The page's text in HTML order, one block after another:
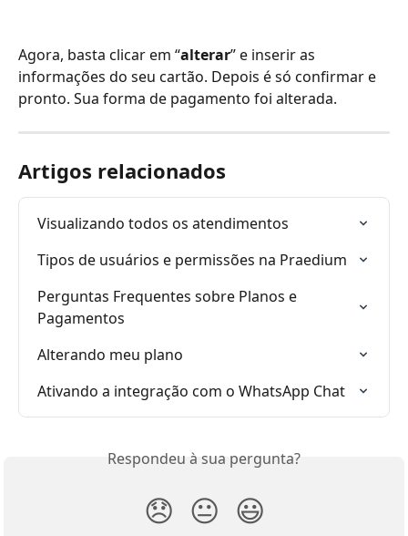
Agora, basta clicar em “alterar” e inserir as
informações do seu cartão. Depois é só confirmar e
pronto. Sua forma de pagamento foi alterada.
Artigos relacionados
Visualizando todos os atendimentos
Tipos de usuários e permissões na Praedium
Perguntas Frequentes sobre Planos e
Pagamentos
Alterando meu plano
Ativando a integração com o WhatsApp Chat
Respondeu à sua pergunta?
😞 😐 😃